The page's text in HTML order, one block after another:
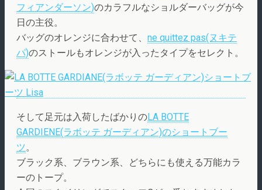
フィアンダーソン)のカラフルなショルダーバッグが今
日の主役。
バッグのオレンジに合わせて、 ne quittez pas(ヌキテ
パ)のストールもオレンジが入ったタイプをセレクト。
そして足元は入荷したばかりのLA BOTTE
GARDIENE(ラボッテ ガーディアン)のショートブー
ツ。
ブラック系、ブラウン系、どちらにも使える万能カラ
ーのトープ。